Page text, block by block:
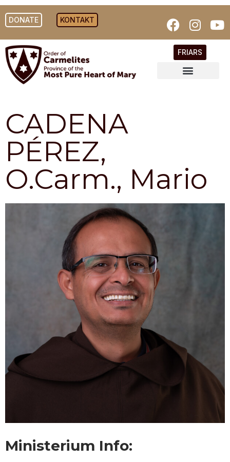
DONATE KONTAKT
FRIARS
CADENA
PÉREZ,
O.Carm., Mario
Ministerium Info: